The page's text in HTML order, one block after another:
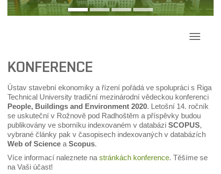
KONFERENCE
Ústav stavební ekonomiky a řízení pořádá ve spolupráci s Riga
Technical University tradiční mezinárodní vědeckou konferenci
People, Buildings and Environment 2020. Letošní 14. ročník
se uskuteční v Rožnově pod Radhoštěm a příspěvky budou
publikovány ve sborníku indexovaném v databázi SCOPUS,
vybrané články pak v časopisech indexovaných v databázích
Web of Science a Scopus.
Více informací naleznete nastránkách konference. Těšíme se
na Vaši účast!